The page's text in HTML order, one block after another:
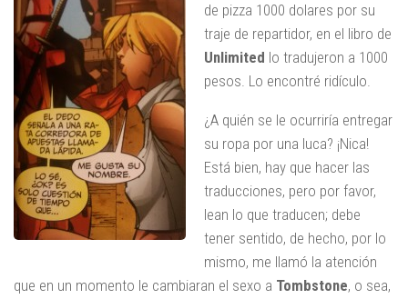
de pizza 1000 dolares por su
traje de repartidor, en el libro de
Unlimited lo tradujeron a 1000
pesos. Lo encontré ridículo.
¿A quién se le ocurriría entregar
su ropa por una luca? ¡Nica!
Está bien, hay que hacer las
traducciones, pero por favor,
lean lo que traducen; debe
tener sentido, de hecho, por lo
mismo, me llamó la atención
que en un momento le cambiaran el sexo a Tombstone, o sea,